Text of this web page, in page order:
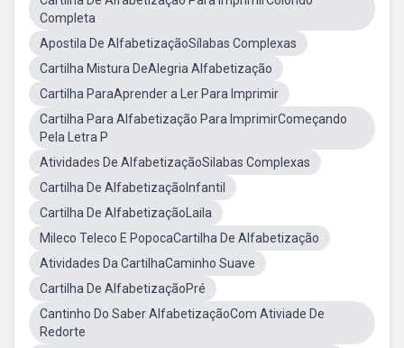
Completa
Apostila De AlfabetizaçãoSílabas Complexas
Cartilha Mistura DeAlegria Alfabetização
Cartilha ParaAprender a Ler Para Imprimir
Cartilha Para Alfabetização Para ImprimirComeçando
Pela Letra P
Atividades De AlfabetizaçãoSilabas Complexas
Cartilha De AlfabetizaçãoInfantil
Cartilha De AlfabetizaçãoLaila
Mileco Teleco E PopocaCartilha De Alfabetização
Atividades Da CartilhaCaminho Suave
Cartilha De AlfabetizaçãoPré
Cantinho Do Saber AlfabetizaçãoCom Ativiade De
Redorte